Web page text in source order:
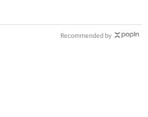
Recommended by